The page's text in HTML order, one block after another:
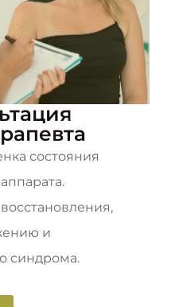
состояния
и
синдрома.